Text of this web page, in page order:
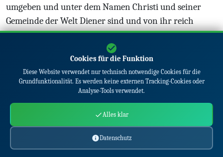
umgeben und unter dem Namen Christi und seiner
Gemeinde der Welt Diener sind und von ihr reich
belohnt werden, die die Welt hoch ehren und lieb
haben, von der Welt sprechen, ihr gefallen, die die Welt
sucht und gerne hört, da sie, wie Johannes sagt
(1Joh 4,5), von der Welt sind; darum ist es drittens ein
unwiderleglicher Beweis, dass sie leider nicht berufene
Diener der Gemeinden Christi, wie sie fälschlich
vorgeben, sondern Diener und Vorsteher oder
Unterstützer des Reichs des Antichristen sind, wie man
aus ihrer Lehre, ihrem Leben und ihren Früchten
Cookies für die Funktion
Diese Website verwendet nur technisch notwendige Cookies für die
Grundfunktionalität. Es werden keine externen Tracking-Cookies oder
Analyse-Tools verwendet.
Alles klar
Datenschutz